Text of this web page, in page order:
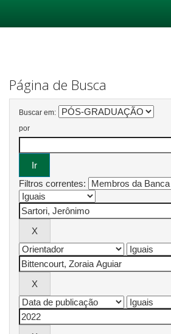
Página de Busca
Buscar em:
por
Filtros correntes: